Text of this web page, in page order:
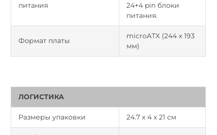
питания
24+4 pin блоки
питания.
Формат платы
microATX (244 x 193
мм)
ЛОГИСТИКА
Размеры упаковки 24.7 x 4 x 21 см